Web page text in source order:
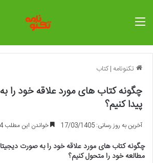
تکنونامه |کتاب
چگونه کتاب های مورد علاقه خود را
پیدا کنیم؟
آخرین به روز رسانی: 17/03/1405 خواندن این مطلب 14 دقیقه زمان میبرد
چگونه کتاب های مورد علاقه خود را به صورت
مطالعه خود را متحول کنیم؟